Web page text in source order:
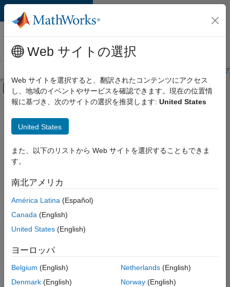
コンテンツへスキップ
MathWorks 採用
情報
学生・キャリア初期
オフキャンバス ナビゲーション メ
メインコンテンツ
絞り込み条件
IT
マーケティング コミュニケーション
マーケティング サービス
経理および財務
現
こ
の
索
件
一
致
Web サイトの選択
Web サイトを選択すると、翻訳されたコンテンツにアクセス
し、地域のイベントやサービスを確認できます。現在の位置情
報に基づき、次のサイトの選択を推奨します: United States
United States
また、以下のリストから Web サイトを選択することもできま
す。
南北アメリカ
América Latina (Español)
Canada (English)
United States (English)
ヨーロッパ
Belgium (English)
Denmark (English)
Netherlands(English)
Norway(English)